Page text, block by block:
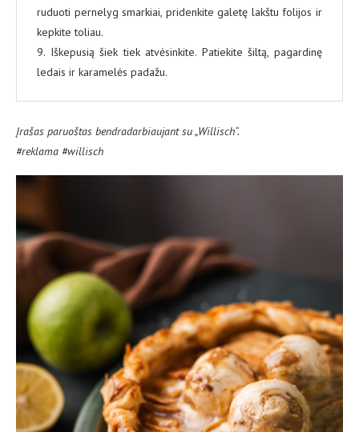
ruduoti pernelyg smarkiai, pridenkite galetę lakštu folijos ir
kepkite toliau.
9. Iškepusią šiek tiek atvėsinkite. Patiekite šiltą, pagardinę
ledais ir karamelės padažu.
Įrašas paruoštas bendradarbiaujant su „Willisch“.
#reklama #willisch